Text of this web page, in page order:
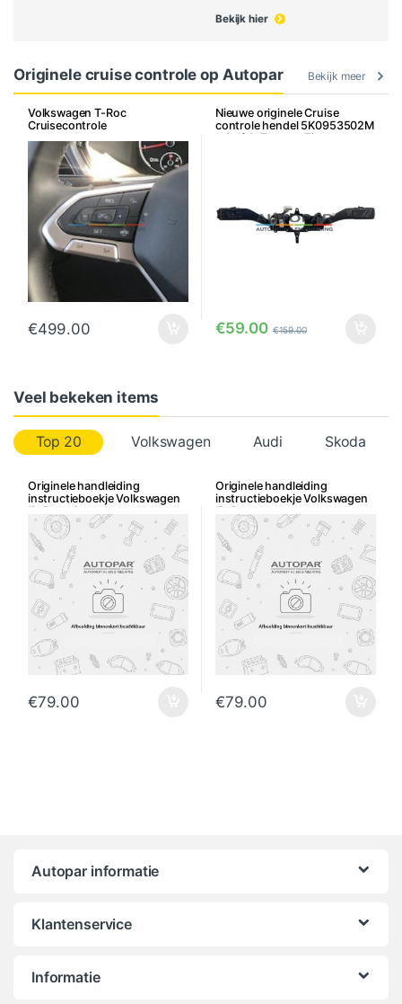
Bekijk hier
Originele cruise controle op Autopar Bekijk meer
Volkswagen T-Roc
Cruisecontrole
€499.00
Nieuwe originele Cruise
controle hendel 5K0953502M
– Golf 6, Touran, Tiguan,
€59.00 €159.00
Veel bekeken items
Top 20 Volkswagen Audi Skoda
Originele handleiding
instructieboekje Volkswagen
ID. Buzz Cargo
€79.00
Originele handleiding
instructieboekje Volkswagen
ID. Buzz
€79.00
Autopar informatie
Klantenservice
Informatie